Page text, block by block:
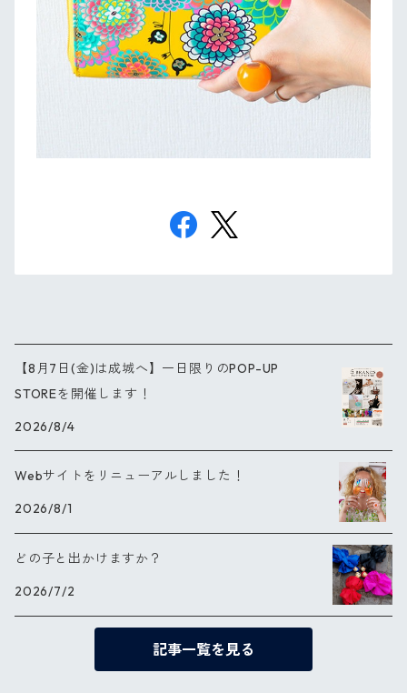
【8月7日(金)は成城へ】一日限りのPOP-UP
STOREを開催します！
2026/8/4
Webサイトをリニューアルしました！
2026/8/1
どの子と出かけますか？
2026/7/2
記事一覧を見る